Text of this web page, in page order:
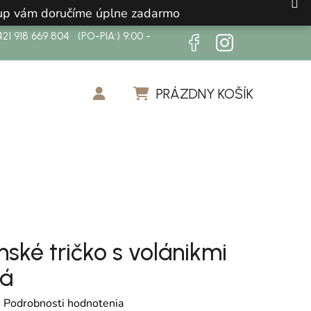
vám doručíme úplne zadarmo
918 669 804 (PO-PIA:) 9:00 -
PRÁZDNY KOŠÍK
tričko s volánikmi
produktu je 0,0 z 5 hviezdičiek.
Podrobnosti hodnotenia